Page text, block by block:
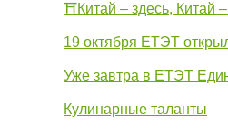
⛩Китай – здесь, Китай
19 октября ЕТЭТ
Уже завтра в ЕТЭТ
Кулинарные таланты